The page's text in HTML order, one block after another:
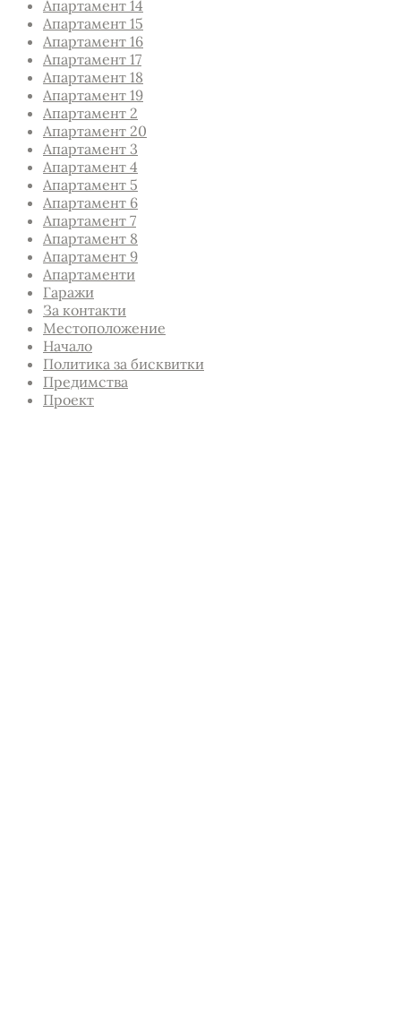
Апартамент 14
Апартамент 15
Апартамент 16
Апартамент 17
Апартамент 18
Апартамент 19
Апартамент 2
Апартамент 20
Апартамент 3
Апартамент 4
Апартамент 5
Апартамент 6
Апартамент 7
Апартамент 8
Апартамент 9
Апартаменти
Гаражи
За контакти
Местоположение
Начало
Политика за бисквитки
Предимства
Проект